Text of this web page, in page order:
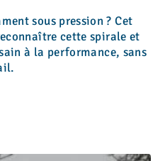
sous pression ? Cet
cette spirale et
à la performance, sans